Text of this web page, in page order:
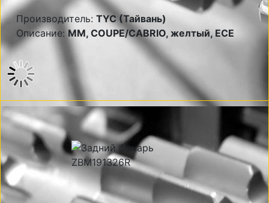
Производитель: TYC (Тайвань)
Описание: MM, COUPE/CABRIO, желтый, ECE